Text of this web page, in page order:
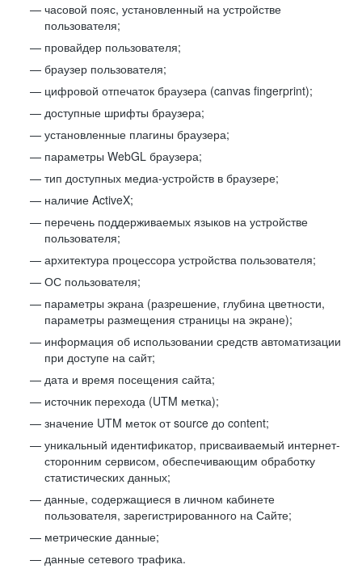
часовой пояс, установленный на устройстве
пользователя;
провайдер пользователя;
браузер пользователя;
цифровой отпечаток браузера (canvas fingerprint);
доступные шрифты браузера;
установленные плагины браузера;
параметры WebGL браузера;
тип доступных медиа-устройств в браузере;
наличие ActiveX;
перечень поддерживаемых языков на устройстве
пользователя;
архитектура процессора устройства пользователя;
ОС пользователя;
параметры экрана (разрешение, глубина цветности,
параметры размещения страницы на экране);
информация об использовании средств автоматизации
при доступе на сайт;
дата и время посещения сайта;
источник перехода (UTM метка);
значение UTM меток от source до content;
уникальный идентификатор, присваиваемый интернет-
сторонним сервисом, обеспечивающим обработку
статистических данных;
данные, содержащиеся в личном кабинете
пользователя, зарегистрированного на Сайте;
метрические данные;
данные сетевого трафика.